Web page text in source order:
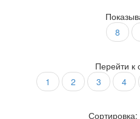
8
Перейти к
1
2 3 4
Сортировка: